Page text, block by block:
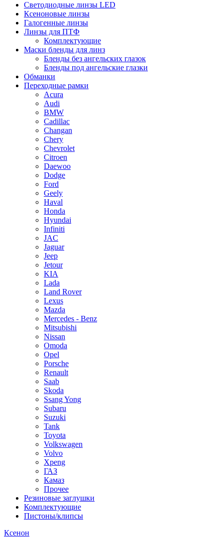
Светодиодные линзы LED
Ксеноновые линзы
Галогенные линзы
Линзы для ПТФ
Комплектующие
Маски бленды для линз
Бленды без ангельских глазок
Бленды под ангельские глазки
Обманки
Переходные рамки
Acura
Audi
BMW
Cadillac
Changan
Chery
Chevrolet
Citroen
Daewoo
Dodge
Ford
Geely
Haval
Honda
Hyundai
Infiniti
JAC
Jaguar
Jeep
Jetour
KIA
Lada
Land Rover
Lexus
Mazda
Mercedes - Benz
Mitsubishi
Nissan
Omoda
Opel
Porsche
Renault
Saab
Skoda
Ssang Yong
Subaru
Suzuki
Tank
Toyota
Volkswagen
Volvo
Xpeng
ГАЗ
Камаз
Прочее
Резиновые заглушки
Комплектующие
Пистоны/клипсы
Ксенон